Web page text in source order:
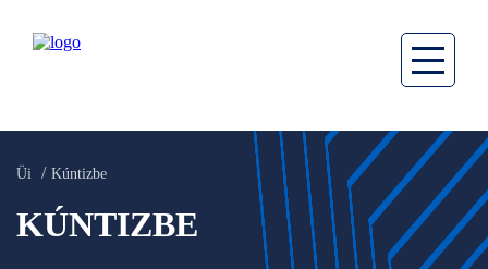
Üi Kúntizbe
KÚNTIZBE